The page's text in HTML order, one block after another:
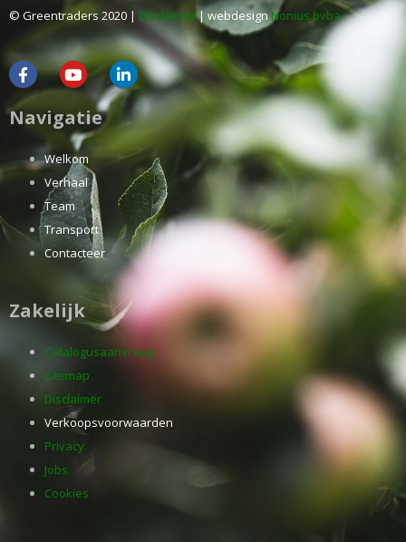
© Greentraders 2020 | Disclaimer| webdesignNonius bvba
Navigatie
Welkom
Verhaal
Team
Transport
Contacteer
Zakelijk
Catalogusaanvraag
Sitemap
Disclaimer
Verkoopsvoorwaarden
Privacy
Jobs
Cookies